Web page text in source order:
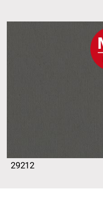
29212